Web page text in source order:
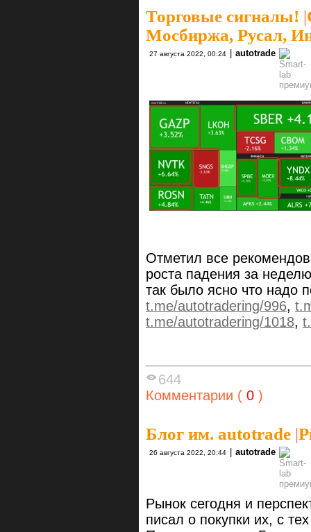
Торговые сигналы! |
Мосбиржа, Русал,
27 августа 2022, 00:24 autotrade
Отметил все
роста падения за
так было ясно что надо
t.me/autotradering/996,
t.me/autotradering/1018,
644
Комментарии ( 0 )
Блог им. autotrade |
26 августа 2022, 20:44 | autotrade
Рынок сегодня и
писал о покупки их, с